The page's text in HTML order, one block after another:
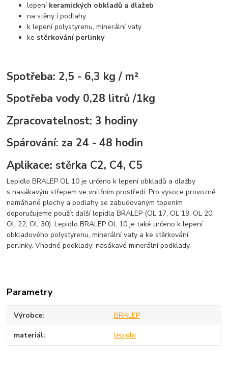
lepení keramických obkladů a dlažeb
na stěny i podlahy
k lepení polystyrenu, minerální vaty
ke stěrkování perlinky
Spotřeba: 2,5 - 6,3 kg / m²
Spotřeba vody 0,28 litrů /1kg
Zpracovatelnost: 3 hodiny
Spárování: za 24 - 48 hodin
Aplikace: stěrka C2, C4, C5
Lepidlo BRALEP OL 10 je určeno k lepení obkladů a dlažby
s nasákavým střepem ve vnitřním prostředí. Pro vysoce provozně
namáhané plochy a podlahy se zabudovaným topením
doporučujeme použít další lepidla BRALEP (OL 17, OL 19, OL 20,
OL 22, OL 30). Lepidlo BRALEP OL 10 je také určeno k lepení
obkladového polystyrenu, minerální vaty a ke stěrkování
perlinky. Vhodné podklady: nasákavé minerální podklady.
Parametry
Výrobce BRALEP
materiál lepidlo